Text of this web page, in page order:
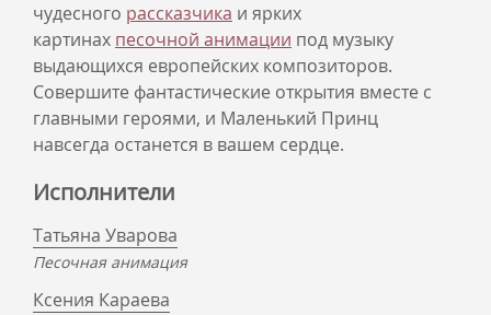
чудесного рассказчика и ярких
картинах песочной анимации под музыку
выдающихся европейских композиторов.
Совершите фантастические открытия вместе с
главными героями, и Маленький Принц
навсегда останется в вашем сердце.
Исполнители
Татьяна Уварова
Песочная анимация
Ксения Караева